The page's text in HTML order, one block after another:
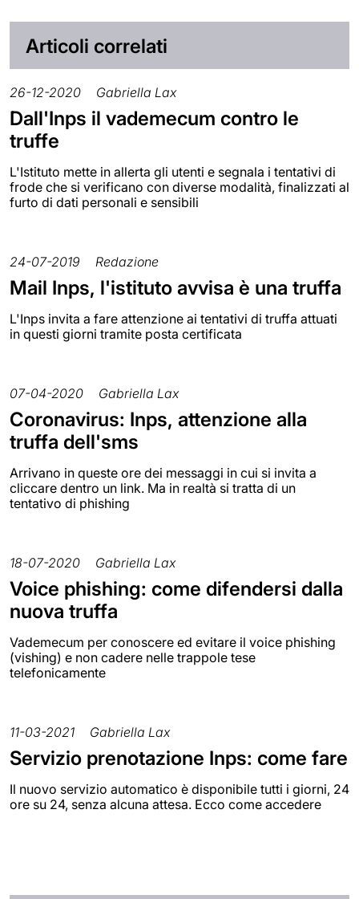
Articoli correlati
26-12-2020 Gabriella Lax
Dall'Inps il vademecum contro le
truffe
L'Istituto mette in allerta gli utenti e segnala i tentativi di
frode che si verificano con diverse modalità, finalizzati al
furto di dati personali e sensibili
24-07-2019 Redazione
Mail Inps, l'istituto avvisa è una truffa
L'Inps invita a fare attenzione ai tentativi di truffa attuati
in questi giorni tramite posta certificata
07-04-2020 Gabriella Lax
Coronavirus: Inps, attenzione alla
truffa dell'sms
Arrivano in queste ore dei messaggi in cui si invita a
cliccare dentro un link. Ma in realtà si tratta di un
tentativo di phishing
18-07-2020 Gabriella Lax
Voice phishing: come difendersi dalla
nuova truffa
Vademecum per conoscere ed evitare il voice phishing
(vishing) e non cadere nelle trappole tese
telefonicamente
11-03-2021 Gabriella Lax
Servizio prenotazione Inps: come fare
Il nuovo servizio automatico è disponibile tutti i giorni, 24
ore su 24, senza alcuna attesa. Ecco come accedere